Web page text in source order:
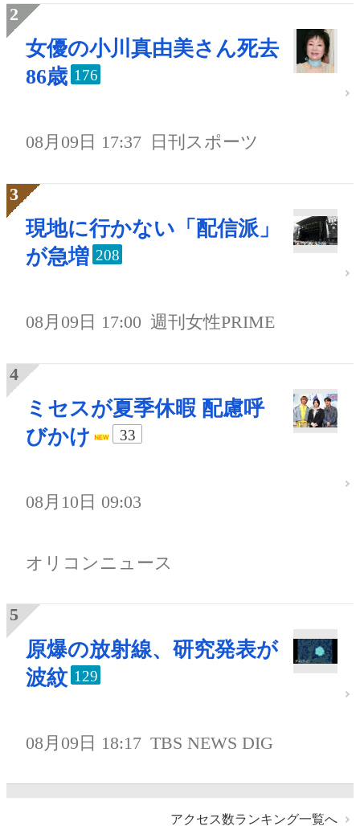
女優の小川真由美さん死去
86歳 176
08月09日 17:37 日刊スポーツ
現地に行かない「配信派」
が急増 208
08月09日 17:00 週刊女性PRIME
ミセスが夏季休暇 配慮呼
びかけ
33
08月10日 09:03
オリコンニュース
原爆の放射線、研究発表が
波紋 129
08月09日 18:17 TBS NEWS DIG
アクセス数ランキング一覧へ